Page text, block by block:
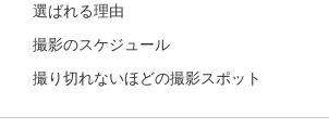
衣装の試着
スタジオでの撮影
事前来店なしで撮影
選ばれる理由
撮影のスケジュール
撮り切れないほどの撮影スポット